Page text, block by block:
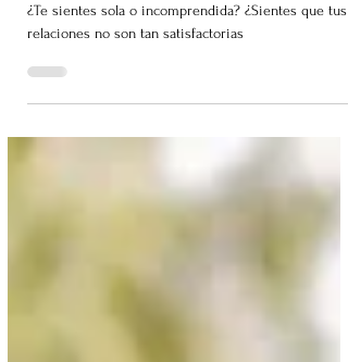
¿Te sientes frustrada con tus relaciones personales?
relaciones no son tan satisfactorias